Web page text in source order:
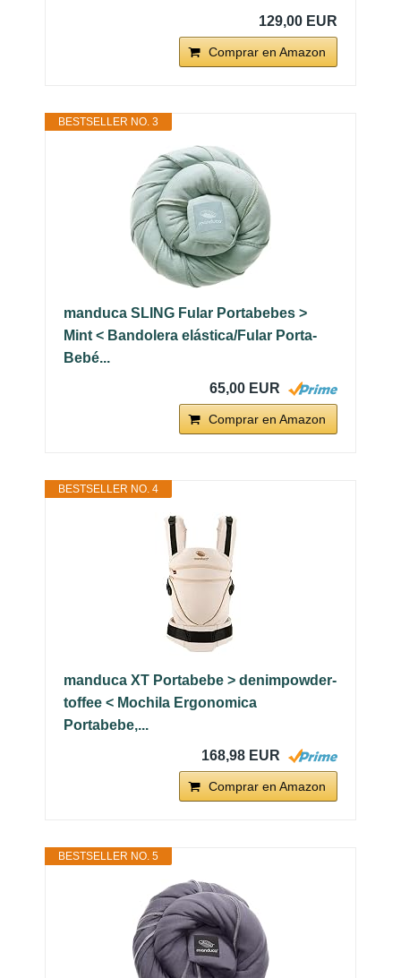
129,00 EUR
Comprar en Amazon
BESTSELLER NO. 3
manduca SLING Fular Portabebes >
Mint < Bandolera elástica/Fular Porta-
Bebé...
65,00 EUR
Comprar en Amazon
BESTSELLER NO. 4
manduca XT Portabebe > denimpowder-
toffee < Mochila Ergonomica
Portabebe,...
168,98 EUR
Comprar en Amazon
BESTSELLER NO. 5